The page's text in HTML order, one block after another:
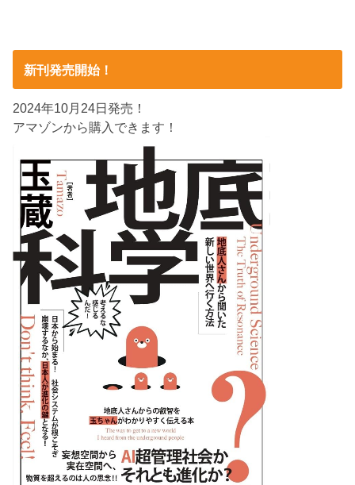
新刊発売開始！
2024年10月24日発売！
アマゾンから購入できます！